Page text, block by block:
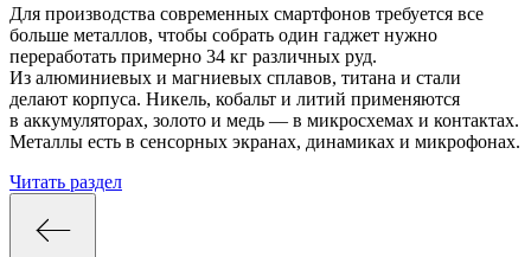
Для производства современных смартфонов требуется все
больше металлов, чтобы собрать один гаджет нужно
переработать примерно 34 кг различных руд.
Из алюминиевых и магниевых сплавов, титана и стали
делают корпуса. Никель, кобальт и литий применяются
в аккумуляторах, золото и медь — в микросхемах и контактах.
Металлы есть в сенсорных экранах, динамиках и микрофонах.
Читать раздел